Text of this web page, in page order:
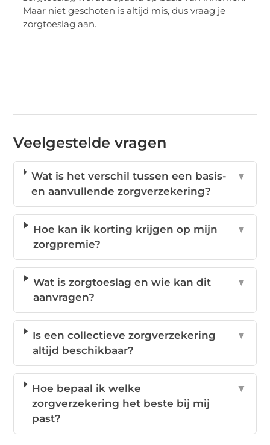
Maar niet geschoten is altijd mis, dus vraag je
zorgtoeslag aan.
Veelgestelde vragen
Wat is het verschil tussen een basis-
en aanvullende zorgverzekering?
▼
Hoe kan ik korting krijgen op mijn
zorgpremie?
▼
Wat is zorgtoeslag en wie kan dit
aanvragen?
▼
Is een collectieve zorgverzekering
altijd beschikbaar?
▼
Hoe bepaal ik welke
zorgverzekering het beste bij mij
past?
▼